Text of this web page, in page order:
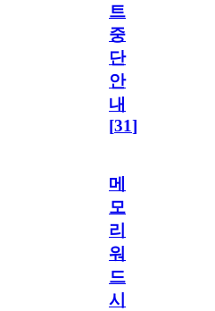
트
중
단
안
내
[31]
메
모
리
워
드
시